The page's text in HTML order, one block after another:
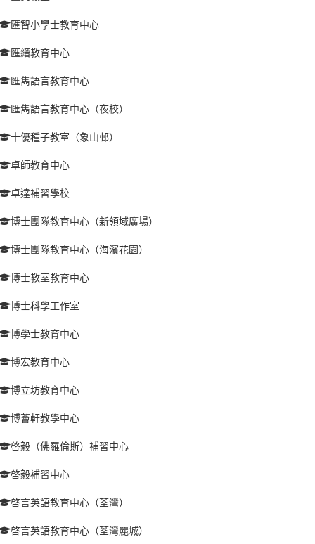
匯智小學士教育中心
匯縉教育中心
匯雋語言教育中心
匯雋語言教育中心（夜校）
十優種子教室（象山邨）
卓師教育中心
卓達補習學校
博士團隊教育中心（新領域廣場）
博士團隊教育中心（海濱花園）
博士教室教育中心
博士科學工作室
博學士教育中心
博宏教育中心
博立坊教育中心
博薈軒教學中心
啓毅（佛羅倫斯）補習中心
啓毅補習中心
啓言英語教育中心（荃灣）
啓言英語教育中心（荃灣麗城）